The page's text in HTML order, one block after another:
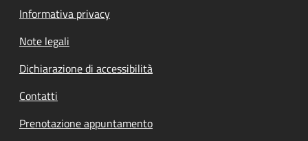
Informativa privacy
Note legali
Dichiarazione di accessibilità
Contatti
Prenotazione appuntamento